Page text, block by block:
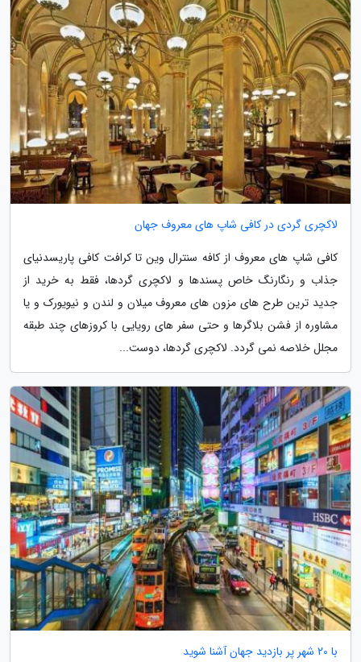
لاکچری گردی در کافی شاپ های معروف جهان
کافی شاپ های معروف از کافه سنترال وین تا کرافت کافی پاریسدنیای
جذاب و رنگارنگ خاص پسندها و لاکچری گردها، فقط به خرید از
جدید ترین طرح های مزون های معروف میلان و لندن و نیویورک و یا
مشاوره از فشن بلاگرها و حتی سفر های رویایی با کروزهای چند طبقه
مجلل خلاصه نمی گردد. لاکچری گردها، دوست...
با 20 شهر پر بازدید جهان آشنا شوید